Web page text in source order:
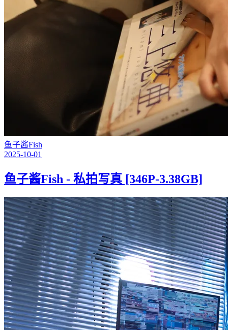
鱼子酱Fish
2025-10-01
鱼子酱Fish - 私拍写真 [346P-3.38GB]